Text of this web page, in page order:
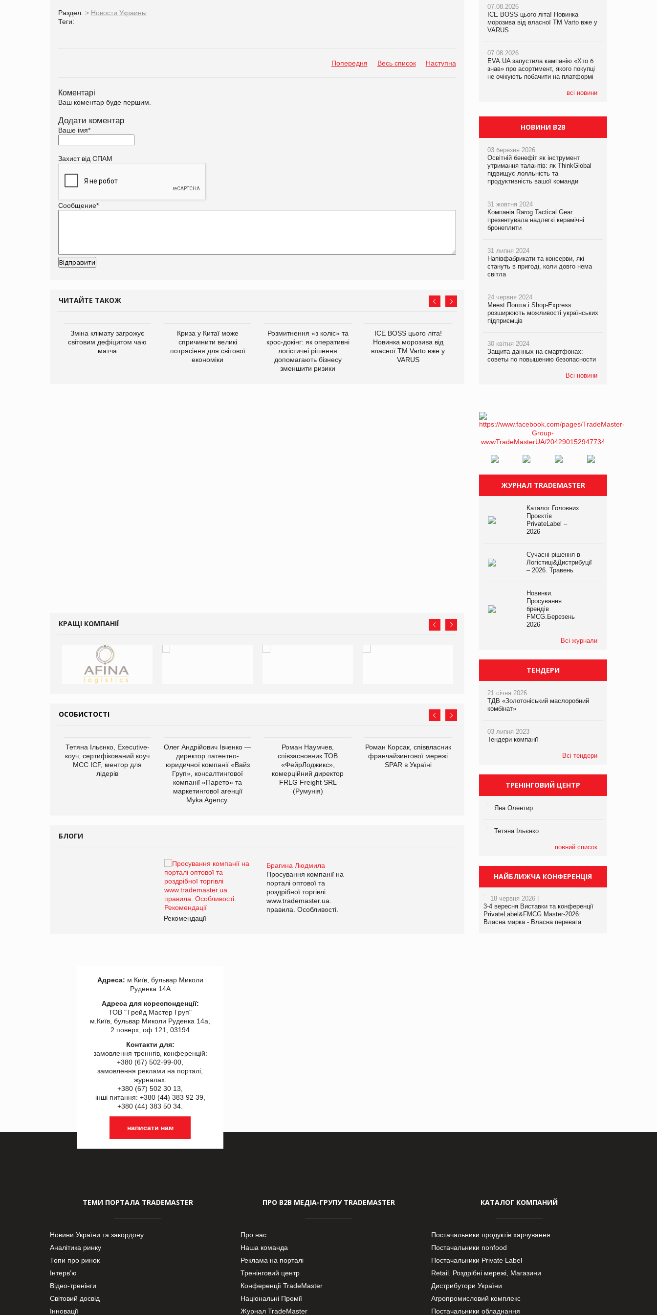
Раздел: > Новости Украины
Теги:
Попередня Весь список Наступна
Коментарі
Ваш коментар буде першим.
Додати коментар
Ваше імя*
Захист від СПАМ
Сообщение*
ЧИТАЙТЕ ТАКОЖ
Зміна клімату загрожує
світовим дефіцитом чаю
матча
Криза у Китаї може
спричинити великі
потрясіння для світової
економіки
Розмитнення «з коліс» та
крос-докінг: як оперативні
логістичні рішення
допомагають бізнесу
зменшити ризики
ICE BOSS цього літа!
Новинка морозива від
власної ТМ Varto вже у
VARUS
кампанію «Хто б знав» про
асортимент, якого покупці
не очікують побачити на
КРАЩІ КОМПАНІЇ
ОСОБИСТОСТІ
Тетяна Ільєнко, Executive-
коуч, сертифікований коуч
МСС ICF, ментор для
лідерів
Олег Андрійович Івченко —
директор патентно-
юридичної компанії «Вайз
Груп», консалтингової
компанії «Парето» та
маркетингової агенції
Myka Agency.
Роман Наумчев,
співзасновник ТОВ
«ФейрЛоджикс»,
комерційний директор
FRLG Freight SRL
(Румунія)
Роман Корсак, співвласник
франчайзингової мережі
SPAR в Україні
виробництва
компанії «УкраМарин»
БЛОГИ
Брагина Людмила
Просування компанії на
порталі оптової та
роздрібної торгівлі
www.trademaster.ua.
правила. Особливості.
Рекомендації
Брагина Людмила
Просування компанії на
www.trademaster.ua.
правила. Особливості.
07.08.2026
ICE BOSS цього літа! Новинка
морозива від власної ТМ Varto вже у
VARUS
07.08.2026
EVA.UA запустила кампанію «Хто б
знав» про асортимент, якого покупці
не очікують побачити на платформі
всі новини
06.08.2026
Смачна новинка для хвостатих: у
VARUS з’явилися паучі Varto Paw
05.08.2026
Мережа супермаркетів VARUS купує
мережу магазинів формату
компанія налічуватиме 374 магазини
07.08.2026
Франція заборонила рекламні дзвінки
НОВИНИ B2B
03 березня 2026
Освітній бенефіт як інструмент
утримання талантів: як ThinkGlobal
підвищує лояльність та
продуктивність вашої команди
31 жовтня 2024
Компанія Rarog Tactical Gear
презентувала надлегкі керамічні
бронеплити
31 липня 2024
Напівфабрикати та консерви, які
стануть в пригоді, коли довго нема
світла
24 червня 2024
Meest Пошта і Shop-Express
розширюють можливості українських
підприємців
30 квітня 2024
Защита данных на смартфонах:
советы по повышению безопасности
Всі новини
ЖУРНАЛ TRADEMASTER
Каталог Головних
Проєктів
PrivateLabel –
2026
Сучасні рішення в
Логістиці&Дистрибуції
– 2026. Травень
Новинки.
Просування
брендів
FMCG.Березень
2026
Всі журнали
ТЕНДЕРИ
21 січня 2026
ТДВ «Золотоніський маслоробний
комбінат»
03 липня 2023
Тендери компанії
Всі тендери
ТРЕНІНГОВИЙ ЦЕНТР
Яна Олентир
Тетяна Ільєнко
повний список
НАЙБЛИЖЧА КОНФЕРЕНЦІЯ
18 червня 2026 |
3-4 вересня Виставки та конференції
PrivateLabel&FMCG Master-2026:
Власна марка - Власна перевага
Адреса: м.Київ, бульвар Миколи
Руденка 14А
Адреса для кореспонденції:
ТОВ "Tрейд Мастер Груп"
м.Київ, бульвар Миколи Руденка 14а,
2 поверх, оф 121, 03194
Контакти для:
замовлення треннгів, конференцій:
+380 (67) 502-99-00,
замовлення реклами на порталі,
журналах:
+380 (67) 502 30 13,
інші питання: +380 (44) 383 92 39,
+380 (44) 383 50 34.
написати нам
ТЕМИ ПОРТАЛА TRADEMASTER
Новини України та закордону
Аналітика ринку
Топи про ринок
Інтерв’ю
Відео-тренінги
Світовий досвід
Інновації
ПРО В2В МЕДІА-ГРУПУ TRADEMASTER
Про нас
Наша команда
Реклама на порталі
Тренінговий центр
Конференції TradeMaster
Національні Премії
Журнал TradeMaster
КАТАЛОГ КОМПАНИЙ
Постачальники продуктів харчування
Постачальники nonfood
Постачальники Private Label
Retail. Роздрібні мережі, Магазини
Дистрибутори України
Агропромисловий комплекс
Постачальники обладнання